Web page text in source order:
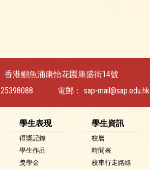
香港鰂魚涌康怡花園康盛街14號
25398088 電郵： sap-mail@sap.edu.hk
學生表現
得獎記錄
學生作品
獎學金
學生資訊
校曆
時間表
校車行走路線